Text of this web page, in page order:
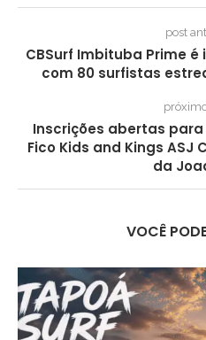
post
CBSurf Imbituba Prime
com 80 surfistas
Inscrições abertas
Fico Kids and Kings ASJ
da
VOCÊ